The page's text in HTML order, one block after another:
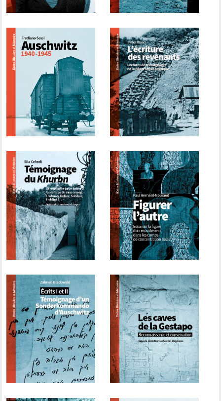
Frediano Sessi,
Auschwitz. 1940-1945
Peter Kuon, L'écriture
des revenants. Lecture
de témoignages de la
déportation politique
Sila Cehreli,
Témoignage du
Khurbn. La résistance
juive dans les centres
de mise à mort –
Chelmno, Belzec,
Sobibór, Treblinka...
Paul Bernard-Nouraud,
Figurer l’autre. Essai sur
la figure du « musulman
» dans les camps de
concentration nazis
Zalmen Gradowski,
Écrits I et II.
Témoignage d’un
Sonderkommando
d’Auschwitz
Daniel Weyssow (dir.),
Les caves de la
Gestapo.
Reconnaissance et
conservation